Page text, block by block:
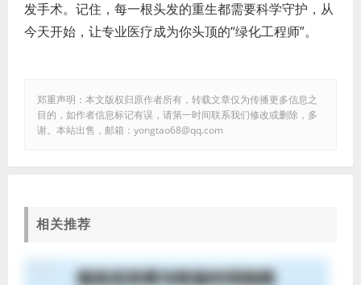
发手术。记住，每一根头发的重生都需要科学守护，从
今天开始，让专业医疗成为你头顶的“绿化工程师”。
郑重声明：本文版权归原作者所有，转载文章仅为传播更多信息之
目的，如作者信息标记有误，请第一时间联系我们修改或删除，多
谢。本站出售，邮箱：yongtao68@qq.com
相关推荐